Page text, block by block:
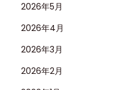
2026年5月
2026年4月
2026年3月
2026年2月